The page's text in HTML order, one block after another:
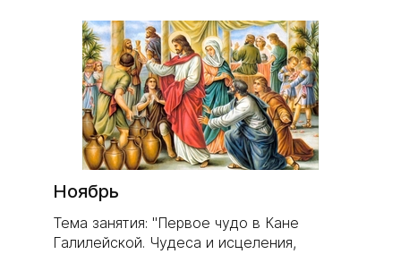
Ноябрь
Тема занятия: "Первое чудо в Кане
Галилейской. Чудеса и исцеления,